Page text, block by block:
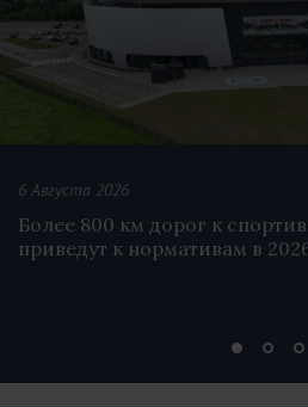
6 Августа 2026
Более 800 км дорог к
приведут к нормативам в